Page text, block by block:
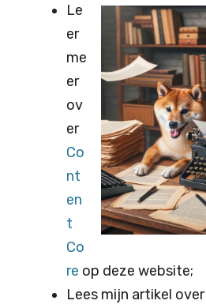
Le
er
me
er
ov
er
Co
nt
en
t
Co
re op deze website;
Lees mijn artikel over